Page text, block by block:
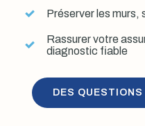
Préserver les murs,
Rassurer votre
diagnostic fiable
DES